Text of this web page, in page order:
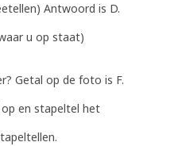
Antwoord is D.
u op staat)
Getal op de foto is F.
op en stapeltel het